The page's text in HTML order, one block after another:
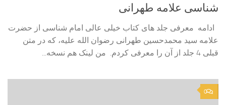
شناسی علامه طهرانی
ادامه معرفی جلد های کتاب خیلی عالی امام شناسی از حضرت
علامه سید محمدحسین طهرانی رضوان الله علیه، که در متن
قبلی 4 جلد از آن را معرفی کردم. من لینک هم نسخه...
0